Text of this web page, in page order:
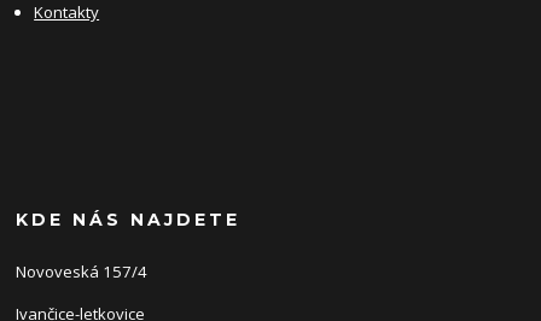
Kontakty
KDE NÁS NAJDETE
Novoveská 157/4
Ivančice-letkovice